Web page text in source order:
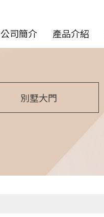
公司簡介 產品介紹
別墅大門